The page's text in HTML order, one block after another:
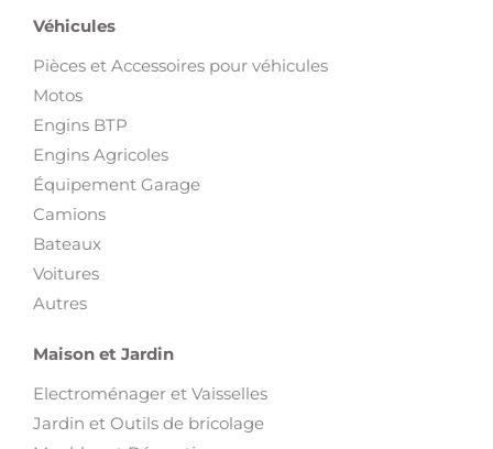
Motos
Engins BTP
Engins Agricoles
Équipement Garage
Camions
Bateaux
Voitures
Autres
Jardin et Outils de bricolage
Meubles et Décoration
Loisirs et Divertissement